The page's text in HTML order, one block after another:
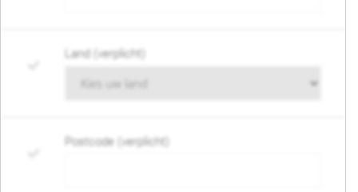
Land (verplicht)
Postcode (verplicht)